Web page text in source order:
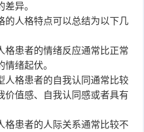
异。
的人格特点可以总结为以下几
格患者的情绪反应通常比正常
绪起伏。
人格患者的自我认同通常比较
价值感、自我认同感或者具有
格患者的人际关系通常比较不